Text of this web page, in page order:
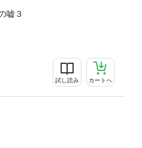
嘘３
試し読み カートへ